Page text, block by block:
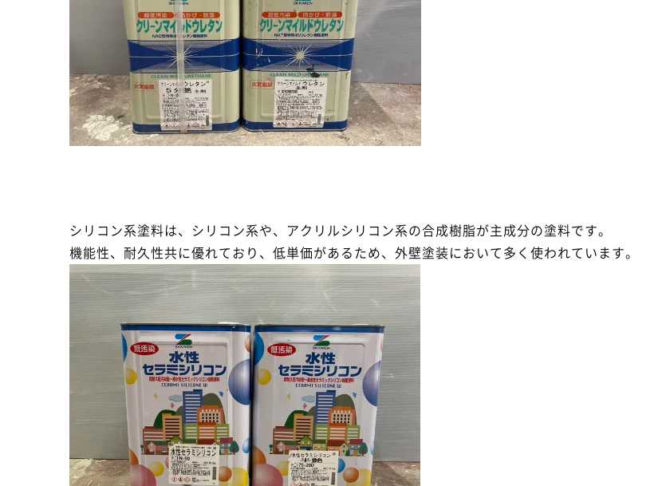
シリコン系塗料は、シリコン系や、アクリルシリコン系の合成樹脂が主成分の塗料です。
機能性、耐久性共に優れており、低単価があるため、外壁塗装において多く使われています。